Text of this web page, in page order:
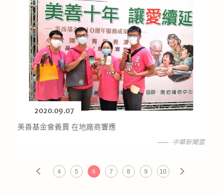
2020.09.07
美善基金會義賣 在地廠商響應
中華新聞雲
4 5 6 7 8 9 10